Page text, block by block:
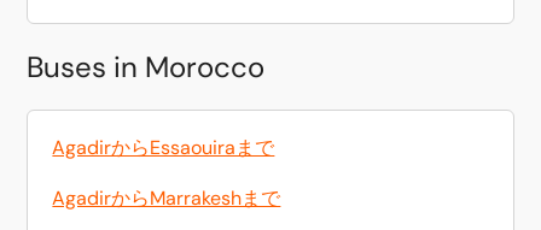
Buses in Morocco
AgadirからEssaouiraまで
AgadirからMarrakeshまで